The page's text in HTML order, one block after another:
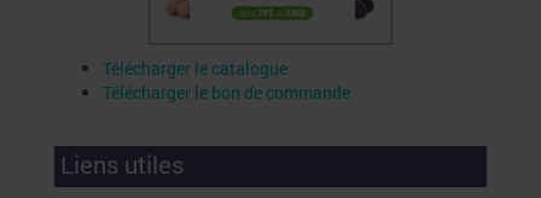
Télécharger le catalogue
Télécharger le bon de commande
Liens utiles